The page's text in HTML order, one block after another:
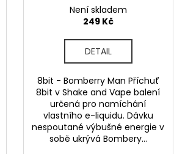
Není skladem
249 Kč
DETAIL
8bit - Bomberry Man Příchuť
8bit v Shake and Vape balení
určená pro namíchání
vlastního e-liquidu. Dávku
nespoutané výbušné energie v
sobě ukrývá Bombery...